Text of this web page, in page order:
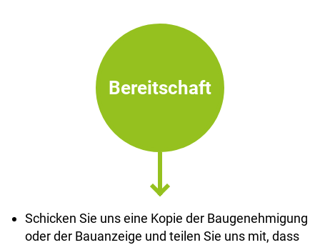
Bereitschaft
Schicken Sie uns eine Kopie der Baugenehmigung
oder der Bauanzeige und teilen Sie uns mit, dass